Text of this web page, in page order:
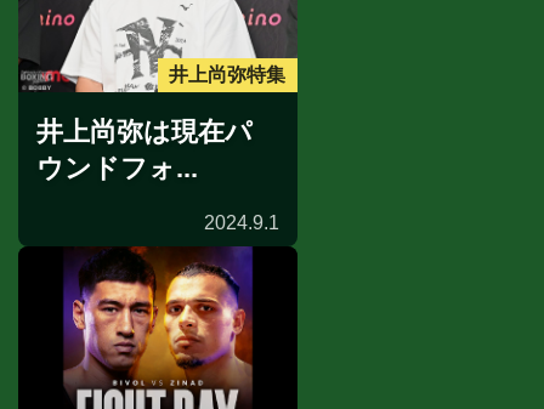
井上尚弥特集
井上尚弥は現在パ
ウンドフォ...
2024.9.1